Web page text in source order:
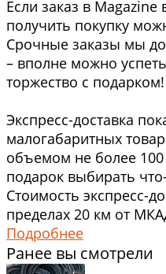
Если заказ в Magazine
получить покупку
Срочные заказы мы
– вполне можно
торжество с подарком!
Экспресс-доставка
малогабаритных
объемом не более 100
подарок выбирать
Стоимость экспресс-
пределах 20 км от
Подробнее
Ранее вы смотрели